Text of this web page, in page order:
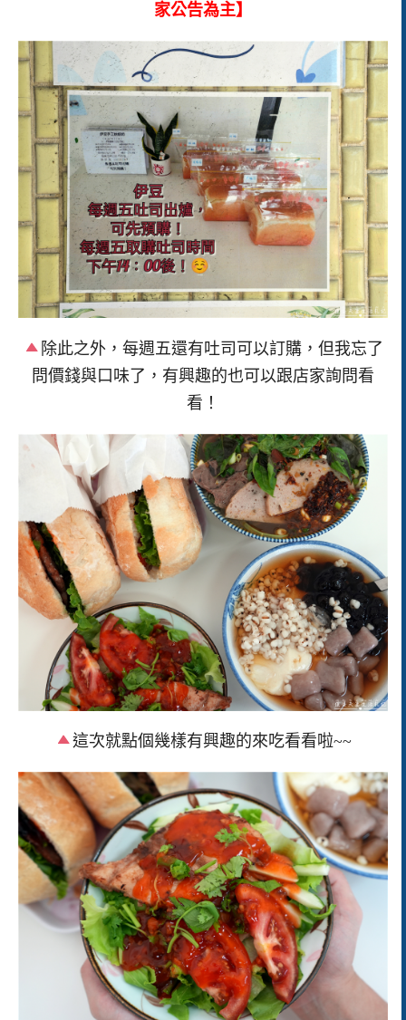
家公告為主】
除此之外，每週五還有吐司可以訂購，但我忘了
問價錢與口味了，有興趣的也可以跟店家詢問看
看！
這次就點個幾樣有興趣的來吃看看啦~~